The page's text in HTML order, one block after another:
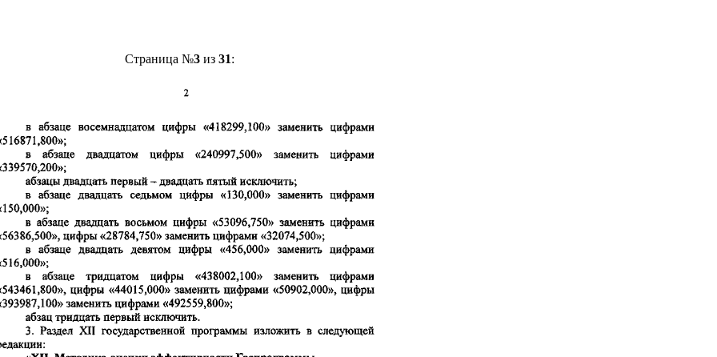
Страница №3из 31: